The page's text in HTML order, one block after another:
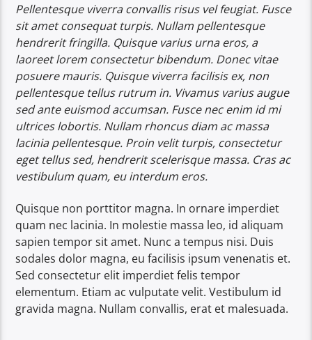
Pellentesque viverra convallis risus vel feugiat. Fusce
sit amet consequat turpis. Nullam pellentesque
hendrerit fringilla. Quisque varius urna eros, a
laoreet lorem consectetur bibendum. Donec vitae
posuere mauris. Quisque viverra facilisis ex, non
pellentesque tellus rutrum in. Vivamus varius augue
sed ante euismod accumsan. Fusce nec enim id mi
ultrices lobortis. Nullam rhoncus diam ac massa
lacinia pellentesque. Proin velit turpis, consectetur
eget tellus sed, hendrerit scelerisque massa. Cras ac
vestibulum quam, eu interdum eros.
Quisque non porttitor magna. In ornare imperdiet
quam nec lacinia. In molestie massa leo, id aliquam
sapien tempor sit amet. Nunc a tempus nisi. Duis
sodales dolor magna, eu facilisis ipsum venenatis et.
Sed consectetur elit imperdiet felis tempor
elementum. Etiam ac vulputate velit. Vestibulum id
gravida magna. Nullam convallis, erat et malesuada.